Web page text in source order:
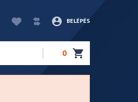
BELÉPÉS
0